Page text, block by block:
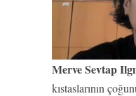
Merve Sevtap
kıstaslarının